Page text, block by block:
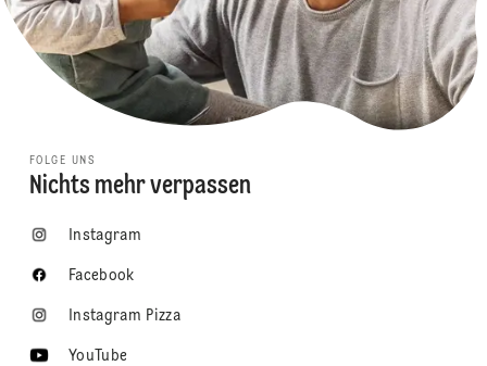
FOLGE UNS
Nichts mehr verpassen
Instagram
Facebook
Instagram Pizza
YouTube